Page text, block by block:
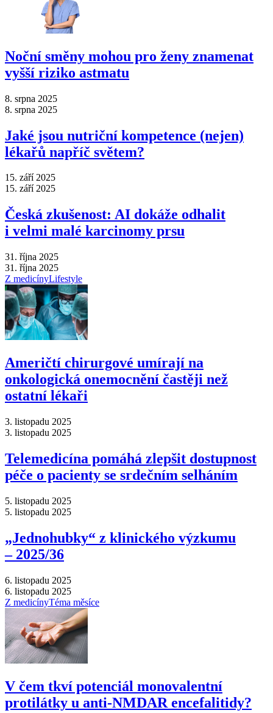
Noční směny mohou pro ženy znamenat
vyšší riziko astmatu
8. srpna 2025
8. srpna 2025
Jaké jsou nutriční kompetence (nejen)
lékařů napříč světem?
15. září 2025
15. září 2025
Česká zkušenost: AI dokáže odhalit
i velmi malé karcinomy prsu
31. října 2025
31. října 2025
Z medicínyLifestyle
Američtí chirurgové umírají na
onkologická onemocnění častěji než
ostatní lékaři
3. listopadu 2025
3. listopadu 2025
Telemedicína pomáhá zlepšit dostupnost
péče o pacienty se srdečním selháním
5. listopadu 2025
5. listopadu 2025
„Jednohubky“ z klinického výzkumu
–⁠ 2025/36
6. listopadu 2025
6. listopadu 2025
Z medicínyTéma měsíce
V čem tkví potenciál monovalentní
protilátky u anti-NMDAR encefalitidy?